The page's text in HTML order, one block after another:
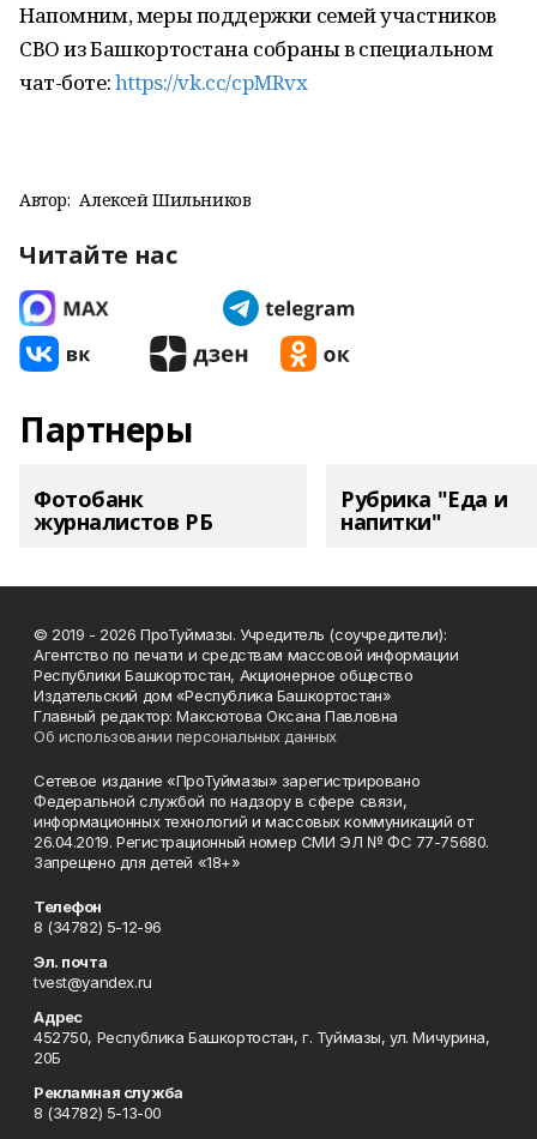
Напомним, меры поддержки семей участников
СВО из Башкортостана собраны в специальном
чат-боте:https://vk.cc/cpMRvx
Автор: Алексей Шильников
Читайте нас
Партнеры
Фотобанк
журналистов РБ
Рубрика "Еда и
напитки"
© 2019 - 2026 ПроТуймазы. Учредитель (соучредители):
Агентство по печати и средствам массовой информации
Республики Башкортостан, Акционерное общество
Издательский дом «Республика Башкортостан»
Главный редактор: Максютова Оксана Павловна
Об использовании персональных данных
Сетевое издание «ПроТуймазы» зарегистрировано
Федеральной службой по надзору в сфере связи,
информационных технологий и массовых коммуникаций от
26.04.2019. Регистрационный номер СМИ ЭЛ № ФС 77-75680.
Запрещено для детей «18+»
Телефон
8 (34782) 5-12-96
Эл. почта
tvest@yandex.ru
Адрес
452750, Республика Башкортостан, г. Туймазы, ул. Мичурина,
20Б
Рекламная служба
8 (34782) 5-13-00